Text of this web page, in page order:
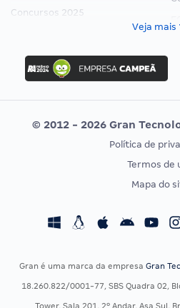
Concursos 2025
Concurso Ibama
Concurso MPU
Editais publicados
CONCURSOS POR PROFISSÃO
Concursos Fiscais
Veja mais
© 2012 - 2026 Gran
Política de
Termos de
Mapa do
Gran é uma marca da empresa Gran
18.260.822/0001-77, SBS Quadra 02,
Tower, Sala 201, 2º Andar, Asa Sul,